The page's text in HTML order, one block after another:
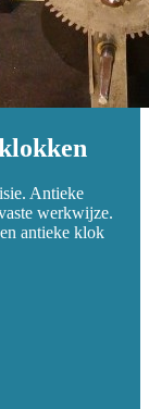
Antieke
werkwijze.
antieke klok